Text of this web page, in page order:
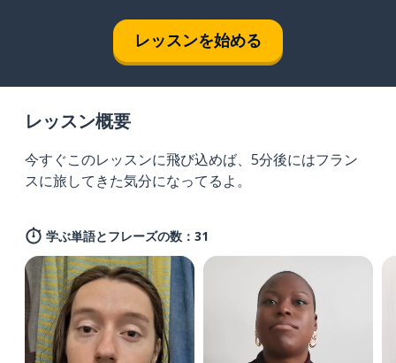
レッスンを始める
レッスン概要
今すぐこのレッスンに飛び込めば、5分後にはフラン
スに旅してきた気分になってるよ。
学ぶ単語とフレーズの数：31